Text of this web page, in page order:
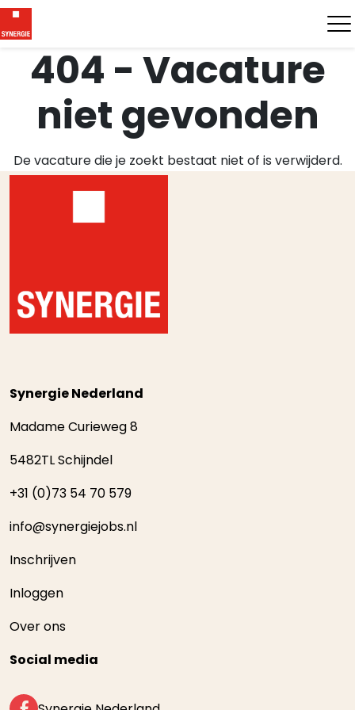
404 - Vacature
niet gevonden
De vacature die je zoekt bestaat niet of is verwijderd.
Synergie Nederland
Madame Curieweg 8
5482TL Schijndel
+31 (0)73 54 70 579
info@synergiejobs.nl
Inschrijven
Inloggen
Over ons
Social media